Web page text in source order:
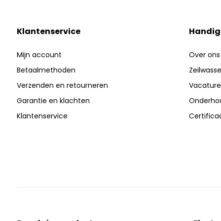
Klantenservice
Mijn account
Betaalmethoden
Verzenden en retourneren
Garantie en klachten
Klantenservice
Over ons